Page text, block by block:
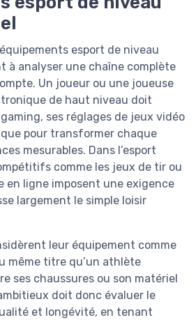
esport de niveau
à analyser une chaîne complète
Un joueur ou une joueuse
de haut niveau doit
ses réglages de jeux vidéo
pour transformer chaque
mesurables. Dans l’esport
comme les jeux de tir ou
en ligne imposent une exigence
largement le simple loisir
leur équipement comme
même titre qu’un athlète
ses chaussures ou son matériel
doit donc évaluer le
et longévité, en tenant